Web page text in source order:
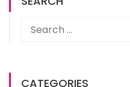
CATEGORIES